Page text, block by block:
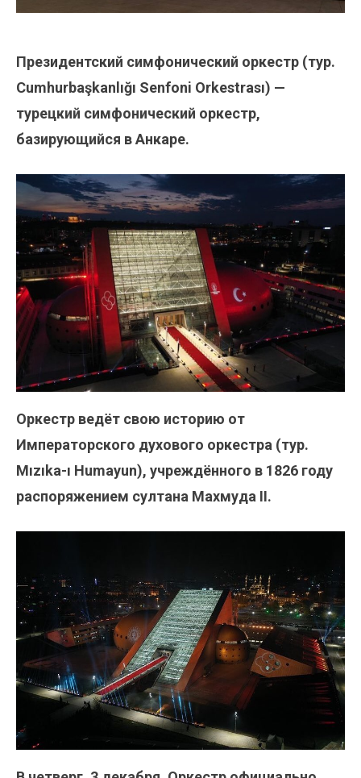
Президентский симфонический оркестр (тур.
Cumhurbaşkanlığı Senfoni Orkestrası) —
турецкий симфонический оркестр,
базирующийся в Анкаре.
Оркестр ведёт свою историю от
Императорского духового оркестра (тур.
Mızıka-ı Humayun), учреждённого в 1826 году
распоряжением султана Махмуда II.